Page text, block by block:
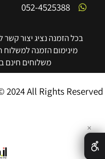
052-4525388
בכל הזמנה נציג יצור
מינימום הזמנה למשלוח
משלוחים חינם
2024 All Rights Reserved
✕